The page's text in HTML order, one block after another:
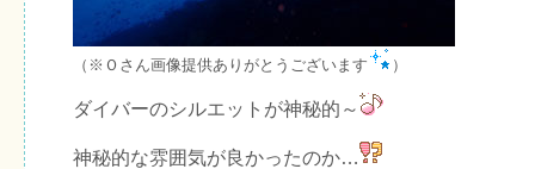
（※Ｏさん画像提供ありがとうございます ）
ダイバーのシルエットが神秘的～
神秘的な雰囲気が良かったのか…